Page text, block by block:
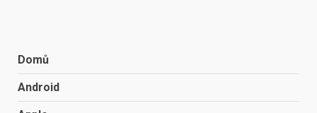
Domů
Android